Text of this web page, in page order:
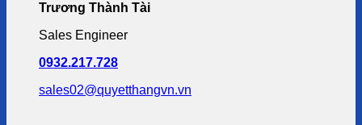
Trương Thành Tài
Sales Engineer
0932.217.728
sales02@quyetthangvn.vn